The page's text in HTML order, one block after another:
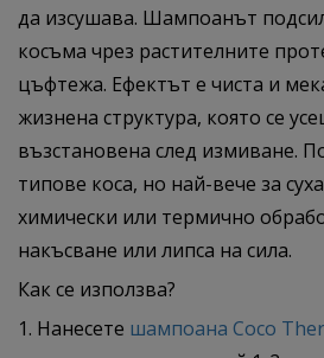
да изсушава. Шампоанът
косъма чрез растителните
цъфтежа. Ефектът е чиста и
жизнена структура, която се
възстановена след измиване.
типове коса, но най-вече за
химически или термично
накъсване или липса на сила.
Как се използва?
1. Нанесете шампоана Coco